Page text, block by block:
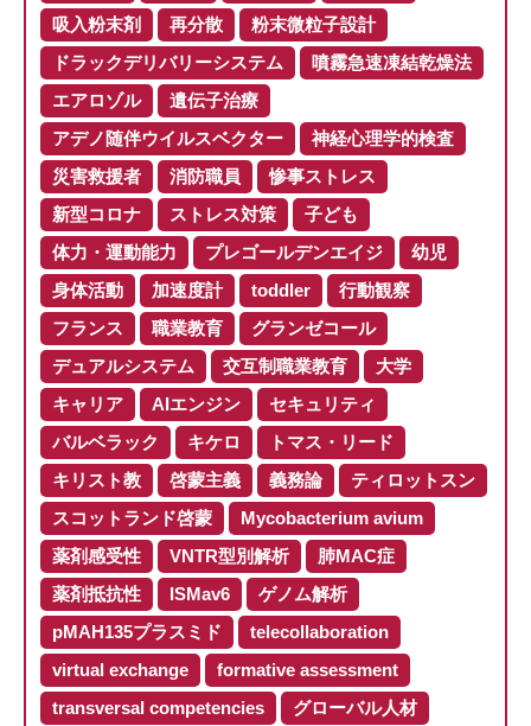
吸入粉末剤
再分散
粉末微粒子設計
ドラックデリバリーシステム
噴霧急速凍結乾燥法
エアロゾル
遺伝子治療
アデノ随伴ウイルスベクター
神経心理学的検査
災害救援者
消防職員
惨事ストレス
新型コロナ
ストレス対策
子ども
体力・運動能力
プレゴールデンエイジ
幼児
身体活動
加速度計 toddler
行動観察
フランス
職業教育
グランゼコール
デュアルシステム
交互制職業教育
大学
キャリア
AIエンジン
セキュリティ
バルベラック
キケロ
トマス・リード
キリスト教
啓蒙主義 義務論
ティロットスン
スコットランド啓蒙
Mycobacterium avium
薬剤感受性
VNTR型別解析
肺MAC症
薬剤抵抗性
ISMav6
ゲノム解析
pMAH135プラスミド
telecollaboration
virtual exchange
formative assessment
transversal competencies
グローバル人材